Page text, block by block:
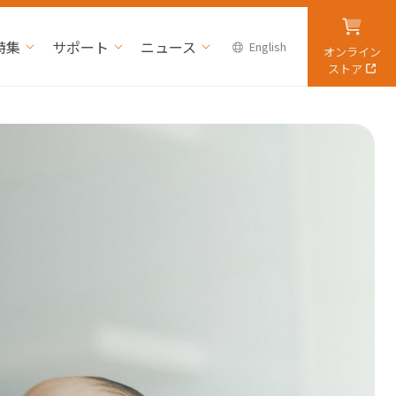
集 サポート ニュース English
オンライン
ストア